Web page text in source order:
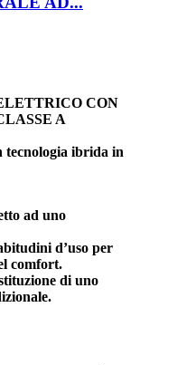
CON
A
tecnologia ibrida in
ad uno
d’uso per
comfort.
di uno